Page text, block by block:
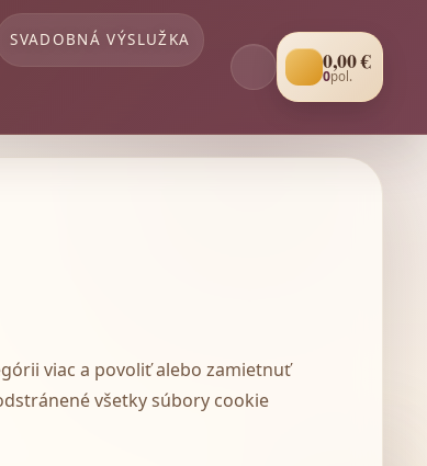
SVADOBNÁ VÝSLUŽKA
0,00 €
0pol.
viac a povoliť alebo zamietnuť
všetky súbory cookie